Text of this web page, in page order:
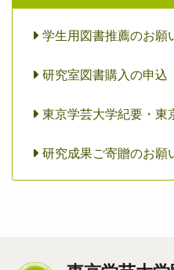
学生用図書推薦のお願
研究室図書購入の申込
東京学芸大学紀要・東
研究成果ご寄贈のお願